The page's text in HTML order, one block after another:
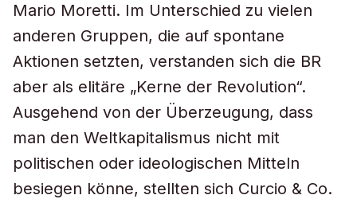
Mario Moretti. Im Unterschied zu vielen
anderen Gruppen, die auf spontane
Aktionen setzten, verstanden sich die BR
aber als elitäre „Kerne der Revolution“.
Ausgehend von der Überzeugung, dass
man den Weltkapitalismus nicht mit
politischen oder ideologischen Mitteln
besiegen könne, stellten sich Curcio & Co.